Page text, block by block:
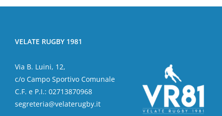
VELATE RUGBY 1981
Via B. Luini, 12,
c/o Campo Sportivo Comunale
C.F. e P.I.: 02713870968
segreteria@velaterugby.it